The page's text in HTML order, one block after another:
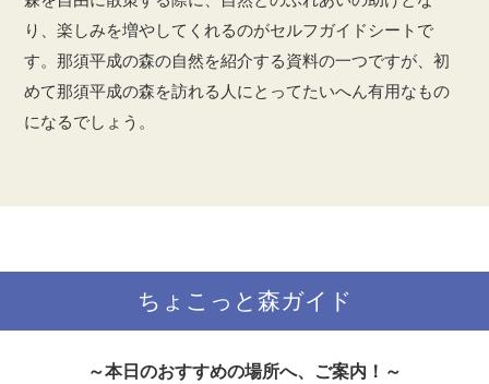
り、楽しみを増やしてくれるのがセルフガイドシートで
す。那須平成の森の自然を紹介する資料の一つですが、初
めて那須平成の森を訪れる人にとってたいへん有用なもの
になるでしょう。
ちょこっと森ガイド
～本日のおすすめの場所へ、ご案内！～